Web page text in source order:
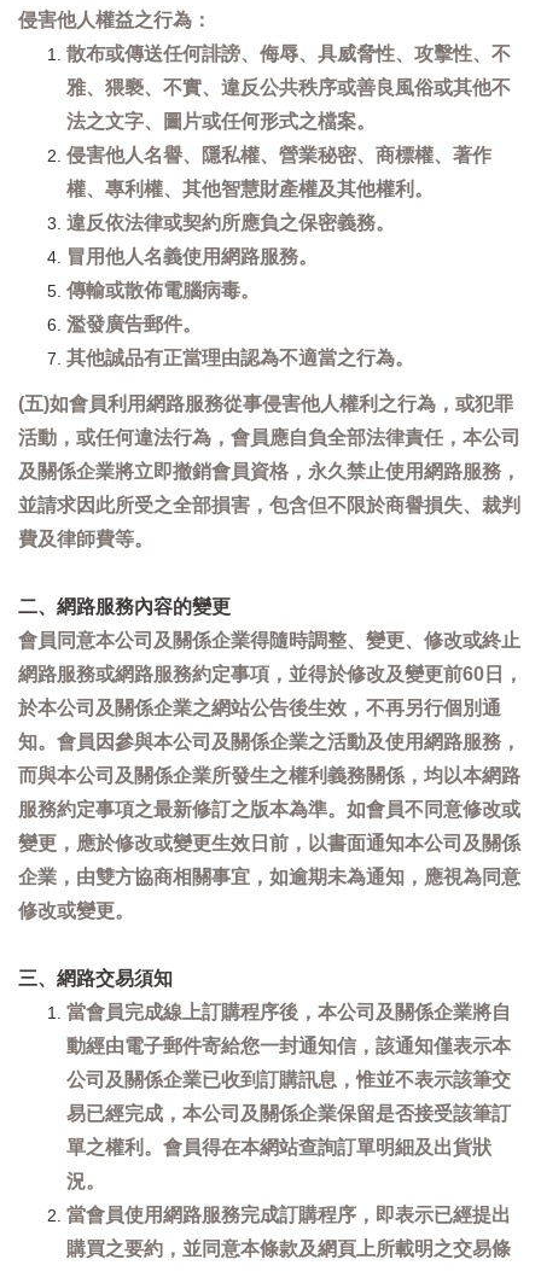
侵害他人權益之行為：
散布或傳送任何誹謗、侮辱、具威脅性、攻擊性、不
雅、猥褻、不實、違反公共秩序或善良風俗或其他不
法之文字、圖片或任何形式之檔案。
侵害他人名譽、隱私權、營業秘密、商標權、著作
權、專利權、其他智慧財產權及其他權利。
違反依法律或契約所應負之保密義務。
冒用他人名義使用網路服務。
傳輸或散佈電腦病毒。
濫發廣告郵件。
其他誠品有正當理由認為不適當之行為。
(五)如會員利用網路服務從事侵害他人權利之行為，或犯罪
活動，或任何違法行為，會員應自負全部法律責任，本公司
及關係企業將立即撤銷會員資格，永久禁止使用網路服務，
並請求因此所受之全部損害，包含但不限於商譽損失、裁判
費及律師費等。
二、網路服務內容的變更
會員同意本公司及關係企業得隨時調整、變更、修改或終止
網路服務或網路服務約定事項，並得於修改及變更前60日，
於本公司及關係企業之網站公告後生效，不再另行個別通
知。會員因參與本公司及關係企業之活動及使用網路服務，
而與本公司及關係企業所發生之權利義務關係，均以本網路
服務約定事項之最新修訂之版本為準。如會員不同意修改或
變更，應於修改或變更生效日前，以書面通知本公司及關係
企業，由雙方協商相關事宜，如逾期未為通知，應視為同意
修改或變更。
三、網路交易須知
當會員完成線上訂購程序後，本公司及關係企業將自
動經由電子郵件寄給您一封通知信，該通知僅表示本
公司及關係企業已收到訂購訊息，惟並不表示該筆交
易已經完成，本公司及關係企業保留是否接受該筆訂
單之權利。會員得在本網站查詢訂單明細及出貨狀
況。
當會員使用網路服務完成訂購程序，即表示已經提出
購買之要約，並同意本條款及網頁上所載明之交易條